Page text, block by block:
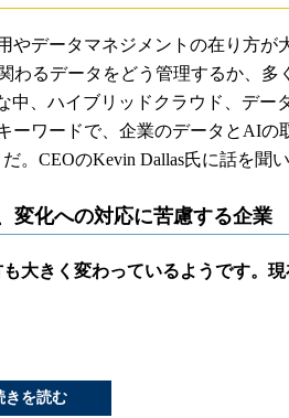
データマネジメントの在り方が
わるデータをどう管理するか、多
、ハイブリッドクラウド、デー
ーワードで、企業のデータとAIの
。CEOのKevin Dallas氏に話を聞い
変化への対応に苦慮する企業
大きく変わっているようです。
きを読む